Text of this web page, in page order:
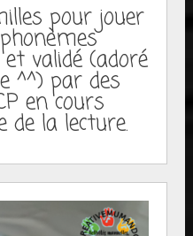
pour jouer
validé (adoré
^^) par des
en cours
de la lecture.